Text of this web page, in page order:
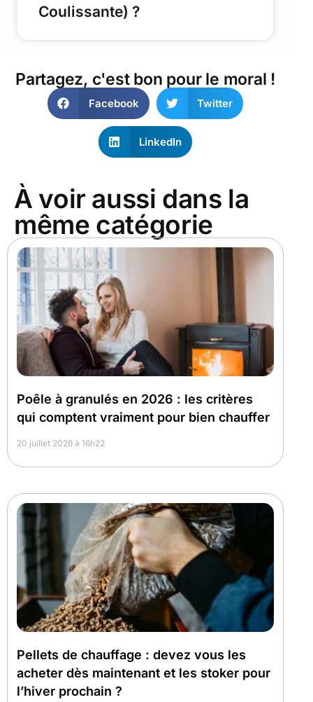
Coulissante) ?
Partagez, c'est bon pour le moral !
Facebook Twitter
LinkedIn
À voir aussi dans la
même catégorie
Poêle à granulés en 2026 : les critères
qui comptent vraiment pour bien chauffer
20 juillet 2026 à 16h22
Pellets de chauffage : devez vous les
acheter dès maintenant et les stoker pour
l’hiver prochain ?